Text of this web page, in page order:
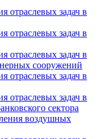
отраслевых задач в
отраслевых задач в
отраслевых задач в
сооружений
отраслевых задач в
отраслевых задач в
сектора
воздушных